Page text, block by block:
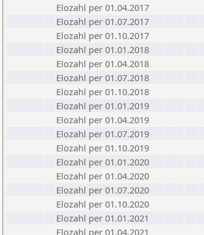
Elozahl per 01.04.2017
Elozahl per 01.07.2017
Elozahl per 01.10.2017
Elozahl per 01.01.2018
Elozahl per 01.04.2018
Elozahl per 01.07.2018
Elozahl per 01.10.2018
Elozahl per 01.01.2019
Elozahl per 01.04.2019
Elozahl per 01.07.2019
Elozahl per 01.10.2019
Elozahl per 01.01.2020
Elozahl per 01.04.2020
Elozahl per 01.07.2020
Elozahl per 01.10.2020
Elozahl per 01.01.2021
Elozahl per 01.04.2021